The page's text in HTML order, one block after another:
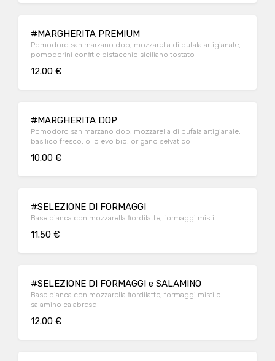
#MARGHERITA PREMIUM
Pomodoro san marzano dop, mozzarella di bufala artigianale,
pomodorini confit e pistacchio siciliano tostato
12.00 €
#MARGHERITA DOP
Pomodoro san marzano dop, mozzarella di bufala artigianale,
basilico fresco, olio evo bio, origano selvatico
10.00 €
#SELEZIONE DI FORMAGGI
Base bianca con mozzarella fiordilatte, formaggi misti
11.50 €
#SELEZIONE DI FORMAGGI e SALAMINO
Base bianca con mozzarella fiordilatte, formaggi misti e
salamino calabrese
12.00 €